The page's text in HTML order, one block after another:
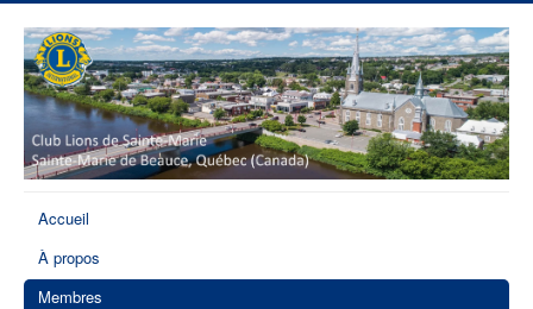
Accueil
À propos
Membres